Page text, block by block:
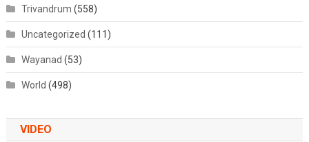
Trivandrum (558)
Uncategorized (111)
Wayanad (53)
World (498)
VIDEO